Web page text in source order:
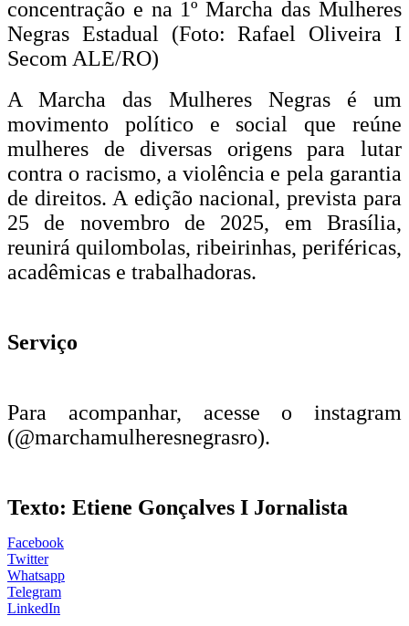
concentração e na 1º Marcha das Mulheres
Negras Estadual (Foto: Rafael Oliveira I
Secom ALE/RO)
A Marcha das Mulheres Negras é um
movimento político e social que reúne
mulheres de diversas origens para lutar
contra o racismo, a violência e pela garantia
de direitos. A edição nacional, prevista para
25 de novembro de 2025, em Brasília,
reunirá quilombolas, ribeirinhas, periféricas,
acadêmicas e trabalhadoras.
Serviço
Para acompanhar, acesse o instagram
(@marchamulheresnegrasro).
Texto: Etiene Gonçalves I Jornalista
Facebook
Twitter
Whatsapp
Telegram
LinkedIn